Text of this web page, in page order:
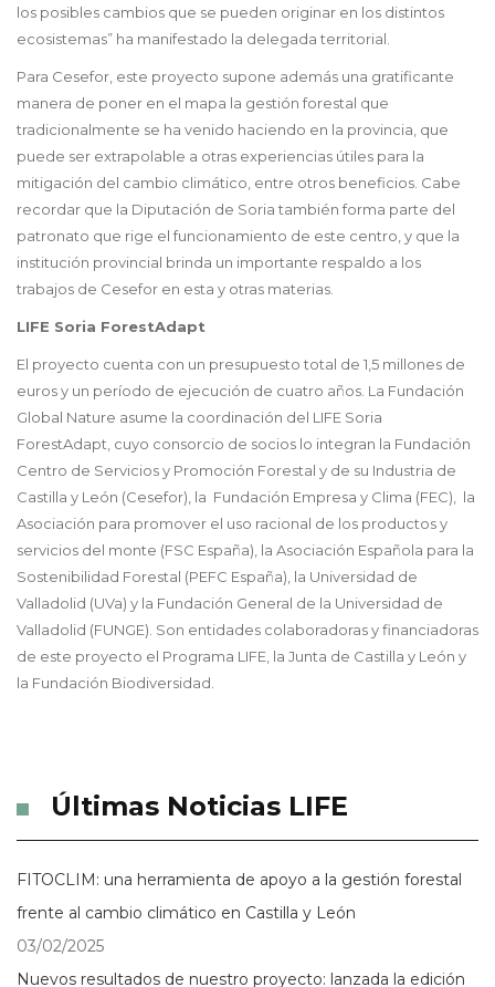
los posibles cambios que se pueden originar en los distintos
ecosistemas” ha manifestado la delegada territorial.
Para Cesefor, este proyecto supone además una gratificante
manera de poner en el mapa la gestión forestal que
tradicionalmente se ha venido haciendo en la provincia, que
puede ser extrapolable a otras experiencias útiles para la
mitigación del cambio climático, entre otros beneficios. Cabe
recordar que la Diputación de Soria también forma parte del
patronato que rige el funcionamiento de este centro, y que la
institución provincial brinda un importante respaldo a los
trabajos de Cesefor en esta y otras materias.
LIFE Soria ForestAdapt
El proyecto cuenta con un presupuesto total de 1,5 millones de
euros y un período de ejecución de cuatro años. La Fundación
Global Nature asume la coordinación del LIFE Soria
ForestAdapt, cuyo consorcio de socios lo integran la Fundación
Centro de Servicios y Promoción Forestal y de su Industria de
Castilla y León (Cesefor), la Fundación Empresa y Clima (FEC), la
Asociación para promover el uso racional de los productos y
servicios del monte (FSC España), la Asociación Española para la
Sostenibilidad Forestal (PEFC España), la Universidad de
Valladolid (UVa) y la Fundación General de la Universidad de
Valladolid (FUNGE). Son entidades colaboradoras y financiadoras
de este proyecto el Programa LIFE, la Junta de Castilla y León y
la Fundación Biodiversidad.
Últimas Noticias LIFE
FITOCLIM: una herramienta de apoyo a la gestión forestal
frente al cambio climático en Castilla y León
03/02/2025
Nuevos resultados de nuestro proyecto: lanzada la edición